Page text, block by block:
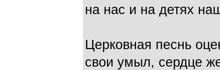
на нас и на детях
Церковная песнь
свои умыл, сердце